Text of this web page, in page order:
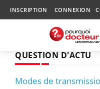
INSCRIPTION CONNEXION
QUESTION D'ACTU
Modes de